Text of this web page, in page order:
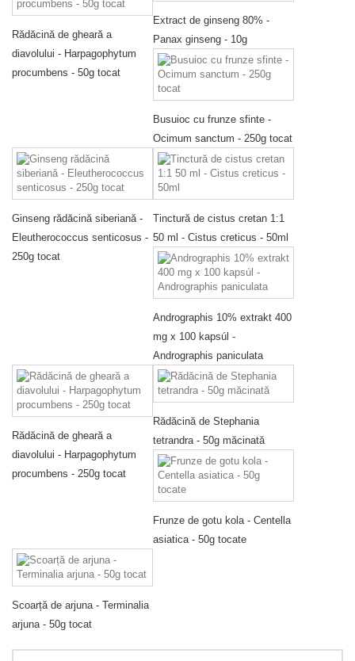
Rădăcină de gheară a
diavolului - Harpagophytum
procumbens - 50g tocat
Extract de ginseng 80% -
Panax ginseng - 10g
Busuioc cu frunze sfinte -
Ocimum sanctum - 250g tocat
Ginseng rădăcină siberiană -
Eleutherococcus senticosus -
250g tocat
Tinctură de cistus cretan 1:1
50 ml - Cistus creticus - 50ml
Andrographis 10% extrakt 400
mg x 100 kapsúl -
Andrographis paniculata
Rădăcină de gheară a
diavolului - Harpagophytum
procumbens - 250g tocat
Rădăcină de Stephania
tetrandra - 50g măcinată
Frunze de gotu kola - Centella
asiatica - 50g tocate
Scoarță de arjuna - Terminalia
arjuna - 50g tocat